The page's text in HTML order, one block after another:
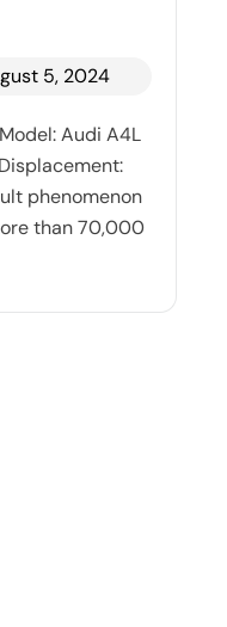
5, 2024
Audi A4L
phenomenon
than 70,000